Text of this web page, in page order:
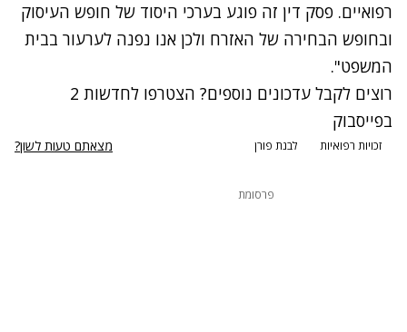
רפואיים. פסק דין זה פוגע בערכי היסוד של חופש העיסוק
ובחופש הבחירה של האזרח ולכן אנו נפנה לערעור בבית
המשפט".
רוצים לקבל עדכונים נוספים? הצטרפו לחדשות 2
בפייסבוק
זכויות רפואיות לבנת פורן מצאתם טעות לשון?
פרסומת